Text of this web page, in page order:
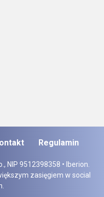
NIP 9512398358 • Iberion.
zasięgiem w social
Regulamin